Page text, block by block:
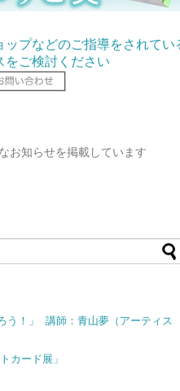
プなどのご指導をされてい
をご検討ください
お知らせを掲載しています
う！」 講師：青山夢（アーティス
カード展​​」